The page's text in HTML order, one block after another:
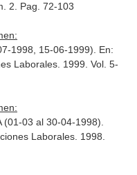
2. Pag. 72-103
1998, 15-06-1999). En:
Laborales. 1999. Vol. 5-
(01-03 al 30-04-1998).
Laborales. 1998.